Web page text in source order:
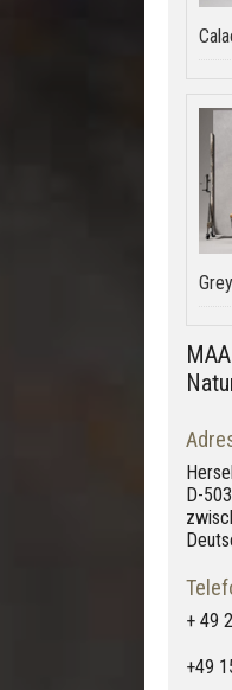
D-
+ 49
+49